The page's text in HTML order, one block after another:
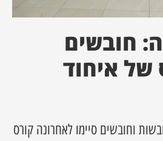
חובשים
של איחוד
וחובשים סיימו לאחרונה קורס